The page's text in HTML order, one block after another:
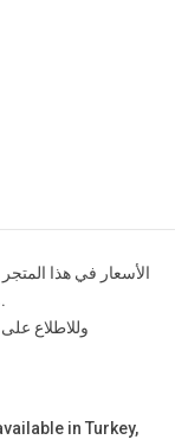
الأسعار في هذا
من قبل الجمعية الأكاديمية للأبحاث والنشر في تركيا.
وللاطلاع
in Turkey,